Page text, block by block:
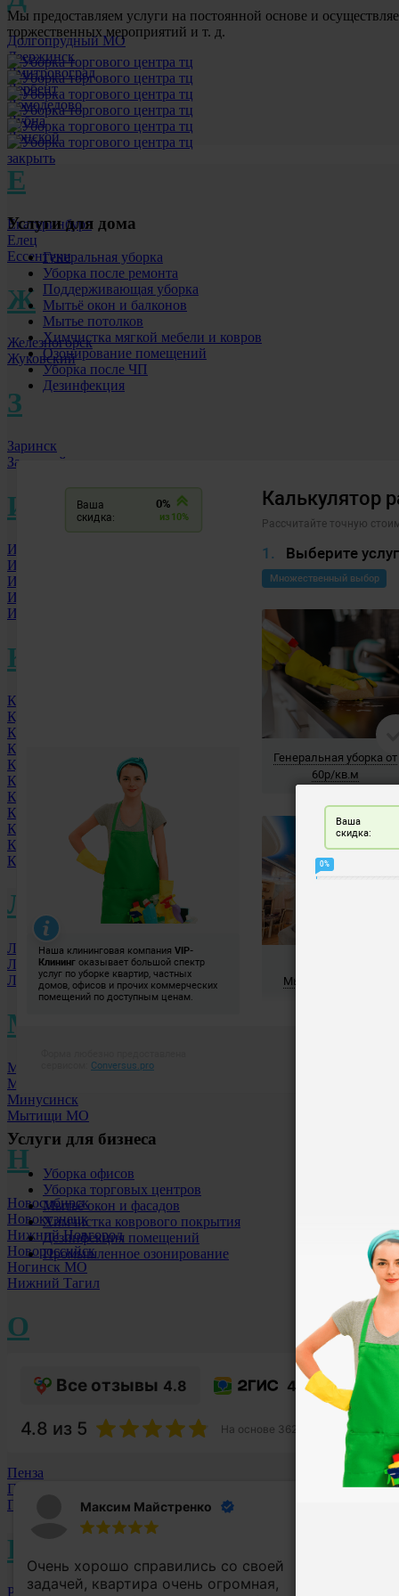
Долгопрудный МО
Дзержинск
Дмитровоград
Дербент
Домодедово
Дубна
Донской
Е
Екатеринбург
Елец
Ессентуки
Ж
Железногорск
Жуковский
З
Заринск
Заречный
И
Ижевск
Иркутск
Иваново
Ишим
Искитим
К
Кемерово
Курск
Казань
Калуга
Курган
Краснодар
Красногорск
Киров
Калининград
Коломна МО
Королев МО
Л
Лобня МО
Люберцы
Ленинск-Кузнецкий
М
Москва
Междуреченск
Минусинск
Мытищи МО
Н
Новосибирск
Новокузнецк
Нижний Новгород
Новороссийск
Ногинск МО
Нижний Тагил
О
Орехово-Зуево МО
П
Пенза
Подольск МО
Пушкино МО
Р
Раменское МО
Мы предоставляем услуги на постоянной основе и
торжественных мероприятий и т. д.
закрыть
Услуги для дома
Генеральная уборка
Уборка после ремонта
Поддерживающая уборка
Мытьё окон и балконов
Мытье потолков
Химчистка мягкой мебели и ковров
Озонирование помещений
Уборка после ЧП
Дезинфекция
Услуги для бизнеса
Уборка офисов
Уборка торговых центров
Мытьё окон и фасадов
Химчистка коврового покрытия
Дезинфекция помещений
Промышленное озонирование
Что
Все отзывы 4.8 4.8
4.8 из 5 На основе 362
Максим Майстренко
Очень хорошо справились со своей
задачей, квартира очень огромная,